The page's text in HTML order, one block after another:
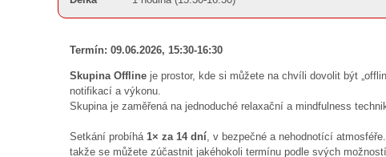
Termín: 09.06.2026, 15:30-16:30
Skupina Offline je prostor, kde si můžete na chvíli dovolit být
notifikací a výkonu.
Skupina je zaměřená na jednoduché relaxační a mindfulness
Setkání probíhá 1× za 14 dní , v bezpečné a nehodnotící
takže se můžete zúčastnit jakéhokoli termínu podle svých